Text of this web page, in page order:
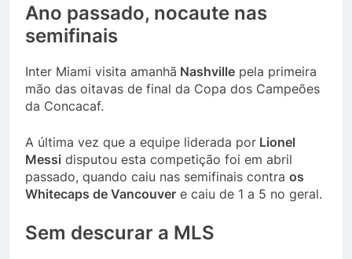
Ano passado, nocaute nas
semifinais
Inter Miami visita amanhã Nashville pela primeira
mão das oitavas de final da Copa dos Campeões
da Concacaf.
A última vez que a equipe liderada por Lionel
Messi disputou esta competição foi em abril
passado, quando caiu nas semifinais contra os
Whitecaps de Vancouver e caiu de 1 a 5 no geral.
Sem descurar a MLS